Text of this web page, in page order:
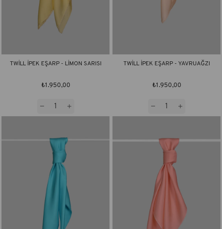
TWİLL İPEK EŞARP - LİMON SARISI
₺1.950,00
TWİLL İPEK EŞARP - YAVRUAĞZI
₺1.950,00